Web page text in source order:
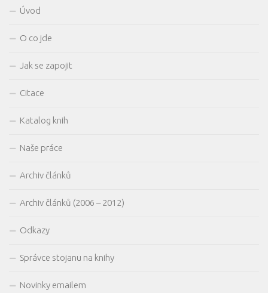
Úvod
O co jde
Jak se zapojit
Citace
Katalog knih
Naše práce
Archiv článků
Archiv článků (2006 – 2012)
Odkazy
Správce stojanu na knihy
Novinky emailem